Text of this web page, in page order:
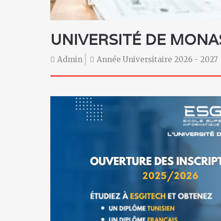
UNIVERSITÉ DE
Admin Année Universitaire 2026 - 2027